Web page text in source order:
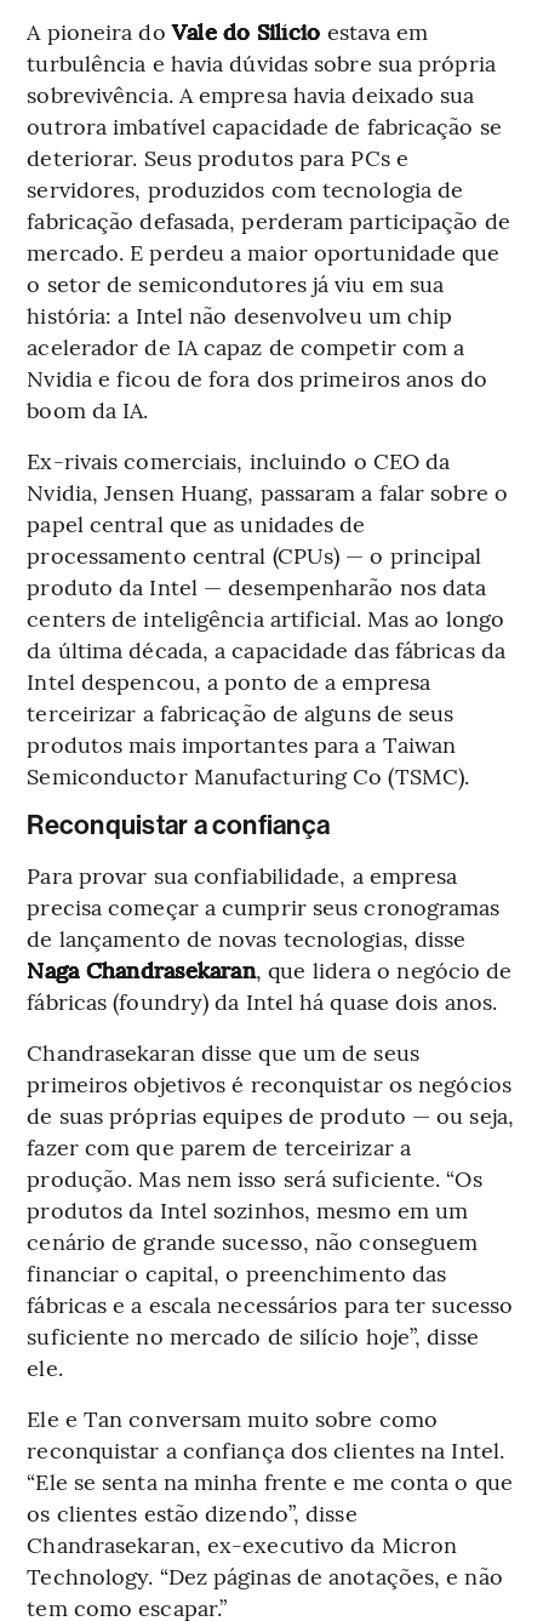
A pioneira doVale do Silício estava em
turbulência e havia dúvidas sobre sua própria
sobrevivência. A empresa havia deixado sua
outrora imbatível capacidade de fabricação se
deteriorar. Seus produtos para PCs e
servidores, produzidos com tecnologia de
fabricação defasada, perderam participação de
mercado. E perdeu a maior oportunidade que
o setor de semicondutores já viu em sua
história: a Intel não desenvolveu um chip
acelerador de IA capaz de competir com a
Nvidia e ficou de fora dos primeiros anos do
boom da IA.
Ex-rivais comerciais, incluindo o CEO da
Nvidia, Jensen Huang, passaram a falar sobre o
papel central que as unidades de
processamento central (CPUs) — o principal
produto da Intel — desempenharão nos data
centers de inteligência artificial. Mas ao longo
da última década, a capacidade das fábricas da
Intel despencou, a ponto de a empresa
terceirizar a fabricação de alguns de seus
produtos mais importantes para a Taiwan
Semiconductor Manufacturing Co (TSMC).
Reconquistar a confiança
Para provar sua confiabilidade, a empresa
precisa começar a cumprir seus cronogramas
de lançamento de novas tecnologias, disse
Naga Chandrasekaran, que lidera o negócio de
fábricas (foundry) da Intel há quase dois anos.
Chandrasekaran disse que um de seus
primeiros objetivos é reconquistar os negócios
de suas próprias equipes de produto — ou seja,
fazer com que parem de terceirizar a
produção. Mas nem isso será suficiente. “Os
produtos da Intel sozinhos, mesmo em um
cenário de grande sucesso, não conseguem
financiar o capital, o preenchimento das
fábricas e a escala necessários para ter sucesso
suficiente no mercado de silício hoje”, disse
ele.
Ele e Tan conversam muito sobre como
reconquistar a confiança dos clientes na Intel.
“Ele se senta na minha frente e me conta o que
os clientes estão dizendo”, disse
Chandrasekaran, ex-executivo da Micron
Technology. “Dez páginas de anotações, e não
tem como escapar.”